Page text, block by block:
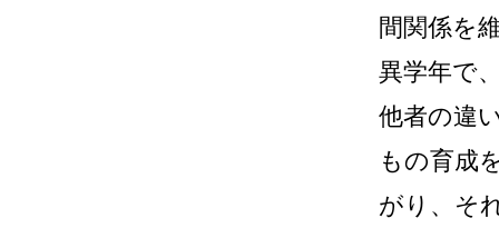
間関係を
異学年で
他者の違
もの育成
がり、そ